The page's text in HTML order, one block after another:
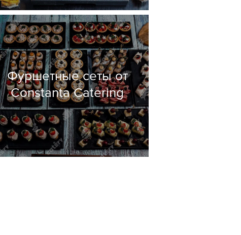
Фуршетные сеты от
Constanta Catering